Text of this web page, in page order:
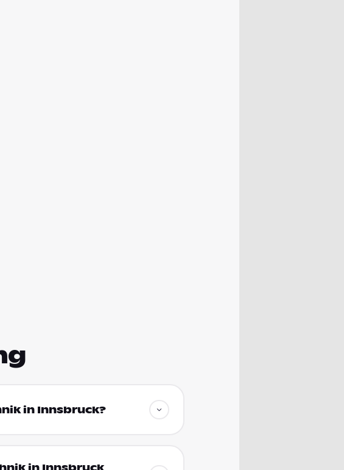
in Innsbruck?